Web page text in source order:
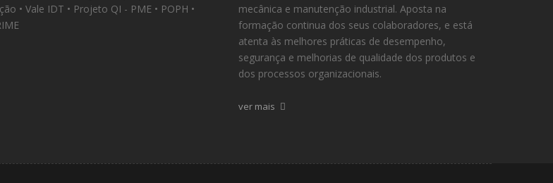
• Vale IDT • Projeto QI - PME • POPH •
mecânica e manutenção industrial. Aposta na
formação continua dos seus colaboradores, e está
atenta às melhores práticas de desempenho,
segurança e melhorias de qualidade dos produtos e
dos processos organizacionais.
ver mais